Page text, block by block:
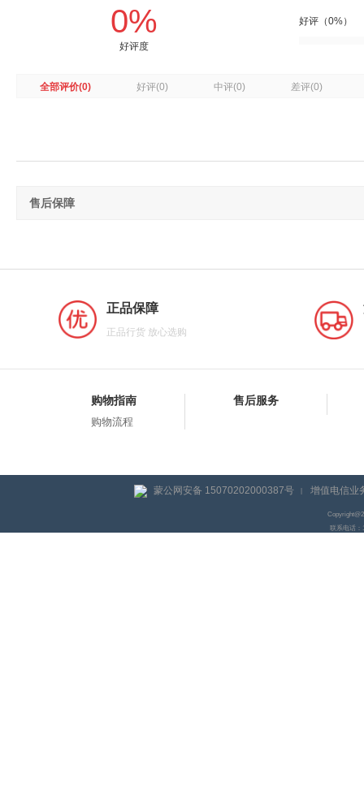
0%
好评度
好评（0%）
全部评价(0) 好评(0) 中评(0) 差评(0)
售后保障
正品保障
正品行货 放心选购
购物指南
购物流程
售后服务
蒙公网安备 15070202000387号 增值电信业
联系电话：